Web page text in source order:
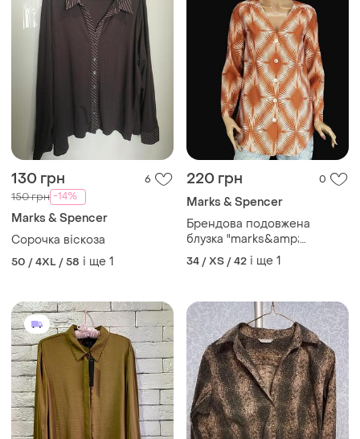
130 грн 6
150 грн -14%
Marks & Spencer
Сорочка віскоза
50 / 4XL / 58 і ще 1
220 грн 0
Marks & Spencer
Брендова подовжена
блузка "marks&amp;
spencer" з ромбоподібним
принтом. розмір uk6/eur34.
34 / XS / 42 і ще 1